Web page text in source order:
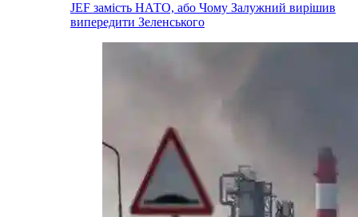
JEF замість НАТО, або Чому Залужний вирішив
випередити Зеленського